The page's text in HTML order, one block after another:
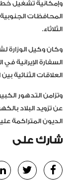
وإمكانية تشغيل
المحافظات
الثلاثاء.
وكان وكيل الوزارة
السفارة الإيرانية
العلاقات الثنائية
وتزامن التدهور
عن تزويد البلاد
الديون المتراكمة
شارك على